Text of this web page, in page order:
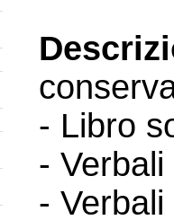
- Libro
-
-